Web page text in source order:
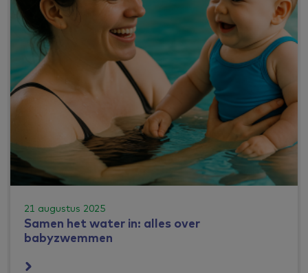
21 augustus 2025
Samen het water in: alles over
babyzwemmen